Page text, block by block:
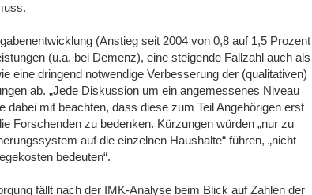
(Anstieg seit 2004 von 0,8 auf 1,5 Prozent
(u.a. bei Demenz), eine steigende Fallzahl auch als
eine dringend notwendige Verbesserung der (qualitativen)
ab. „Jede Diskussion um ein angemessenes Niveau
dabei mit beachten, dass diese zum Teil Angehörigen erst
Forschenden zu bedenken. Kürzungen würden „nur zu
auf die einzelnen Haushalte“ führen, „nicht
bedeuten“.
fällt nach der IMK-Analyse beim Blick auf Zahlen der